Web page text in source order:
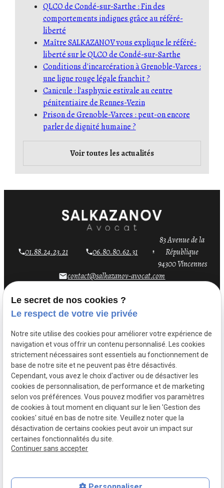
QLCO de Condé-sur-Sarthe : Fin des
comportements indignes grâce au référé-
liberté
Maître SALKAZANOV vous explique le référé-
liberté sur le QLCO de Condé-sur-Sarthe
Conditions d'incarcération à Grenoble-Varces :
une ligne rouge légale franchit ?
Canicule : l'asphyxie estivale au centre
pénitentiaire de Rennes-Vezin
Prison de Grenoble-Varces : peut-on encore
parler de dignité humaine ?
Voir toutes les actualités
01.88.24.23.21 06.80.80.62.31
83 Avenue de la
République
94300 Vincennes
emailcontact@salkazanov-avocat.com
Mentions
légales
Politique de
confidentialité
Gestion
des
Plan du
Siret :
Le secret de nos cookies ?
Le respect de votre vie privée
Notre site utilise des cookies pour améliorer votre expérience de
navigation et vous offrir un contenu personnalisé. Les cookies
strictement nécessaires sont essentiels au fonctionnement de
base de notre site et ne peuvent pas être désactivés.
Cependant, vous avez le choix d'activer ou de désactiver les
cookies de personnalisation, de performance et de marketing
selon vos préférences. Vous pouvez modifier vos paramètres
de cookies à tout moment en cliquant sur le lien 'Gestion des
cookies' situé en bas de notre site. Veuillez noter que la
désactivation de certains cookies peut avoir un impact sur
certaines fonctionnalités du site.
Continuer sans accepter